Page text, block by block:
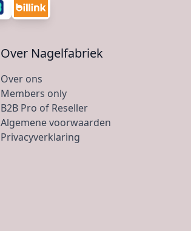
Over Nagelfabriek
Over ons
Members only
B2B Pro of Reseller
Algemene voorwaarden
Privacyverklaring